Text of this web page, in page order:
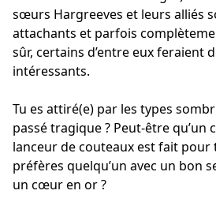
sœurs Hargreeves et leurs alliés
attachants et parfois
sûr, certains d’entre eux feraient
intéressants.
Tu es attiré(e) par les types
passé tragique ? Peut-être qu’un
lanceur de couteaux est fait pour
préfères quelqu’un avec un bon
un cœur en or ?